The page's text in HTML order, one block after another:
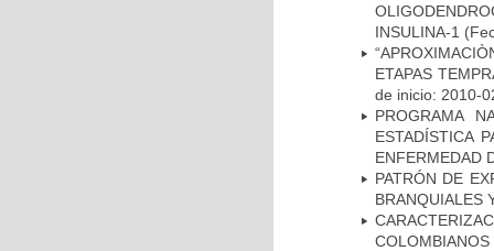
INSULINA-1
ETAPAS
de inicio: 2010-
PROGRAMA
ESTADÍSTICA
ENFERMEDAD
PATRÓN DE
BRANQUIALES